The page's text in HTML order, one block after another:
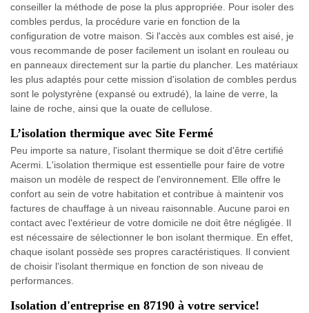
conseiller la méthode de pose la plus appropriée. Pour isoler des
combles perdus, la procédure varie en fonction de la
configuration de votre maison. Si l'accès aux combles est aisé, je
vous recommande de poser facilement un isolant en rouleau ou
en panneaux directement sur la partie du plancher. Les matériaux
les plus adaptés pour cette mission d'isolation de combles perdus
sont le polystyrène (expansé ou extrudé), la laine de verre, la
laine de roche, ainsi que la ouate de cellulose.
L’isolation thermique avec Site Fermé
Peu importe sa nature, l'isolant thermique se doit d'être certifié
Acermi. L'isolation thermique est essentielle pour faire de votre
maison un modèle de respect de l'environnement. Elle offre le
confort au sein de votre habitation et contribue à maintenir vos
factures de chauffage à un niveau raisonnable. Aucune paroi en
contact avec l'extérieur de votre domicile ne doit être négligée. Il
est nécessaire de sélectionner le bon isolant thermique. En effet,
chaque isolant possède ses propres caractéristiques. Il convient
de choisir l'isolant thermique en fonction de son niveau de
performances.
Isolation d'entreprise en 87190 à votre service!